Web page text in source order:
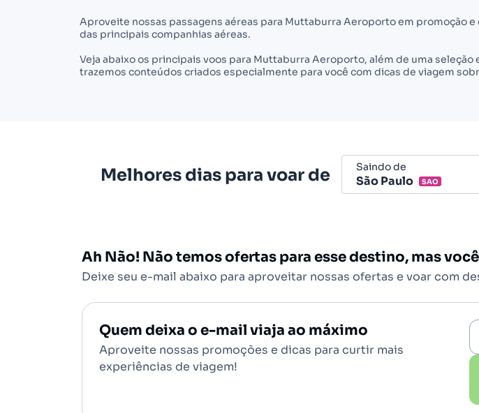
Aproveite nossas passagens aéreas para Muttaburra Aeroporto em promoção
das principais companhias aéreas.
Veja abaixo os principais voos para Muttaburra Aeroporto, além de uma
trazemos conteúdos criados especialmente para você com dicas de viagem
Melhores dias para voar de Saindo de
São Paulo SAO
Rio de Janeiro - Todos
Salvador - Todos (SSA)
Ah Não! Não temos ofertas para esse destino, mas
Deixe seu e-mail abaixo para aproveitar nossas ofertas e voar com
Quem deixa o e-mail viaja ao máximo
Aproveite nossas promoções e dicas para curtir mais
experiências de viagem!